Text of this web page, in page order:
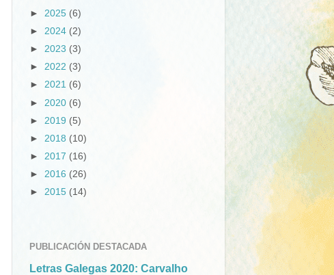
► 2025 (6)
► 2024 (2)
► 2023 (3)
► 2022 (3)
► 2021 (6)
► 2020 (6)
► 2019 (5)
► 2018 (10)
► 2017 (16)
► 2016 (26)
► 2015 (14)
PUBLICACIÓN DESTACADA
Letras Galegas 2020: Carvalho